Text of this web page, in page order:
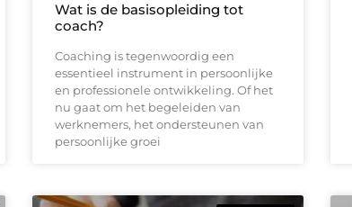
Wat is de basisopleiding tot
coach?
Coaching is tegenwoordig een
essentieel instrument in persoonlijke
en professionele ontwikkeling. Of het
nu gaat om het begeleiden van
werknemers, het ondersteunen van
persoonlijke groei